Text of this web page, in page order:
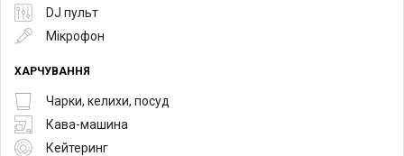
DJ пульт
Мікрофон
ХАРЧУВАННЯ
Чарки, келихи, посуд
Кава-машина
Кейтеринг